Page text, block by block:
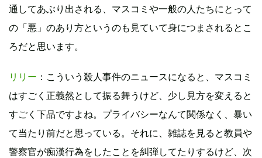
通してあぶり出される、マスコミや一般の人たちにとって
の「悪」のあり方というのも見ていて身につまされるとこ
ろだと思います。
リリー ：こういう殺人事件のニュースになると、マスコミ
はすごく正義然として振る舞うけど、少し見方を変えると
すごく下品ですよね。プライバシーなんて関係なく、暴い
て当たり前だと思っている。それに、雑誌を見ると教員や
警察官が痴漢行為をしたことを糾弾してたりするけど、次